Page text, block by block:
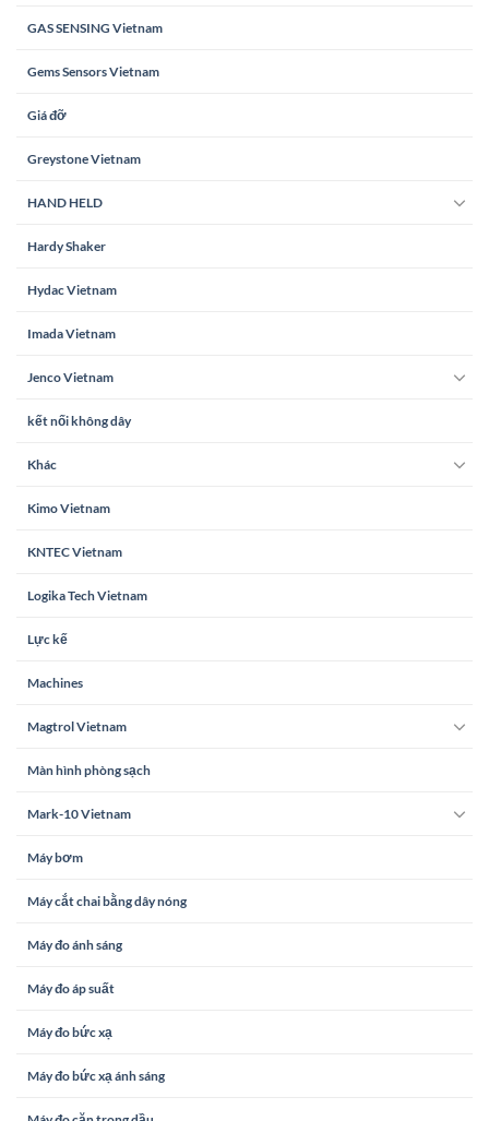
GAS SENSING Vietnam
Gems Sensors Vietnam
Giá đỡ
Greystone Vietnam
HAND HELD
Hardy Shaker
Hydac Vietnam
Imada Vietnam
Jenco Vietnam
kết nối không dây
Khác
Kimo Vietnam
KNTEC Vietnam
Logika Tech Vietnam
Lực kế
Machines
Magtrol Vietnam
Màn hình phòng sạch
Mark-10 Vietnam
Máy bơm
Máy cắt chai bằng dây nóng
Máy đo ánh sáng
Máy đo áp suất
Máy đo bức xạ
Máy đo bức xạ ánh sáng